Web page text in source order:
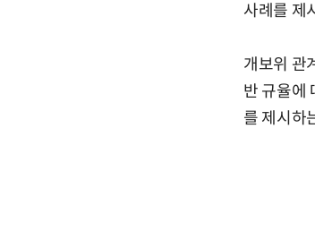
사례를 제
개보위 관
반 규율에
를 제시하